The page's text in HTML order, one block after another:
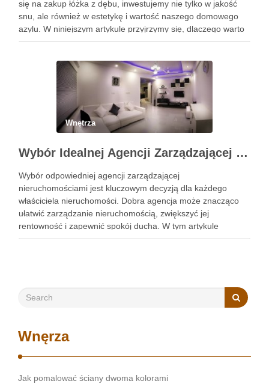
się na zakup łóżka z dębu, inwestujemy nie tylko w jakość
snu, ale również w estetykę i wartość naszego domowego
azylu. W niniejszym artykule przyjrzymy się, dlaczego warto
wybrać łóżko wykonane z tego szlachetnego …
Wnętrza
Wybór Idealnej Agencji Zarządzającej Nieruchomościami: Kompleksowy Przewodnik
Wybór odpowiedniej agencji zarządzającej
nieruchomościami jest kluczowym decyzją dla każdego
właściciela nieruchomości. Dobra agencja może znacząco
ułatwić zarządzanie nieruchomością, zwiększyć jej
rentowność i zapewnić spokój ducha. W tym artykule
przedstawimy, jak wybrać najlepszą agencję, szczególnie w
Wnęrza
Jak pomalować ściany dwoma kolorami